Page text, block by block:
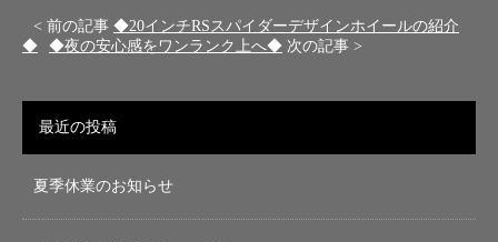
< 前の記事 ◆20インチRSスパイダーデザインホイールの紹介
◆
◆夜の安心感をワンランク上へ◆ 次の記事 >
最近の投稿
夏季休業のお知らせ